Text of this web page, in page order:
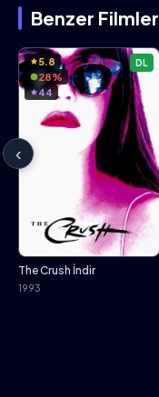
Benzer Filmler
‹
DL
5.8
28%
44
The Crush İndir
1993